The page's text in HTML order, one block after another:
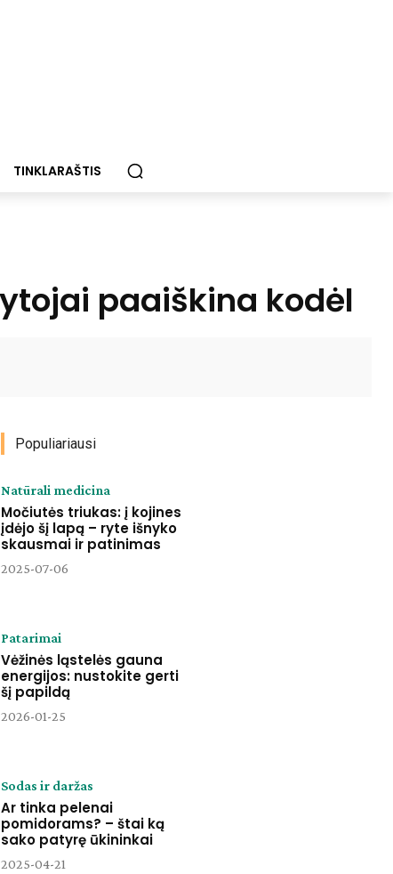
TINKLARAŠTIS
paaiškina kodėl
Populiariausi
Natūrali medicina
Močiutės triukas: į kojines
įdėjo šį lapą – ryte išnyko
skausmai ir patinimas
2025-07-06
Patarimai
Vėžinės ląstelės gauna
energijos: nustokite gerti
šį papildą
2026-01-25
Sodas ir daržas
Ar tinka pelenai
pomidorams? – štai ką
sako patyrę ūkininkai
2025-04-21